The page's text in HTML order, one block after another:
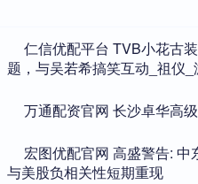
仁信优配平台 TVB小花古
题，与吴若希搞笑互动_祖仪_
万通配资官网 长沙卓华高
宏图优配官网 高盛警告:
与美股负相关性短期重现